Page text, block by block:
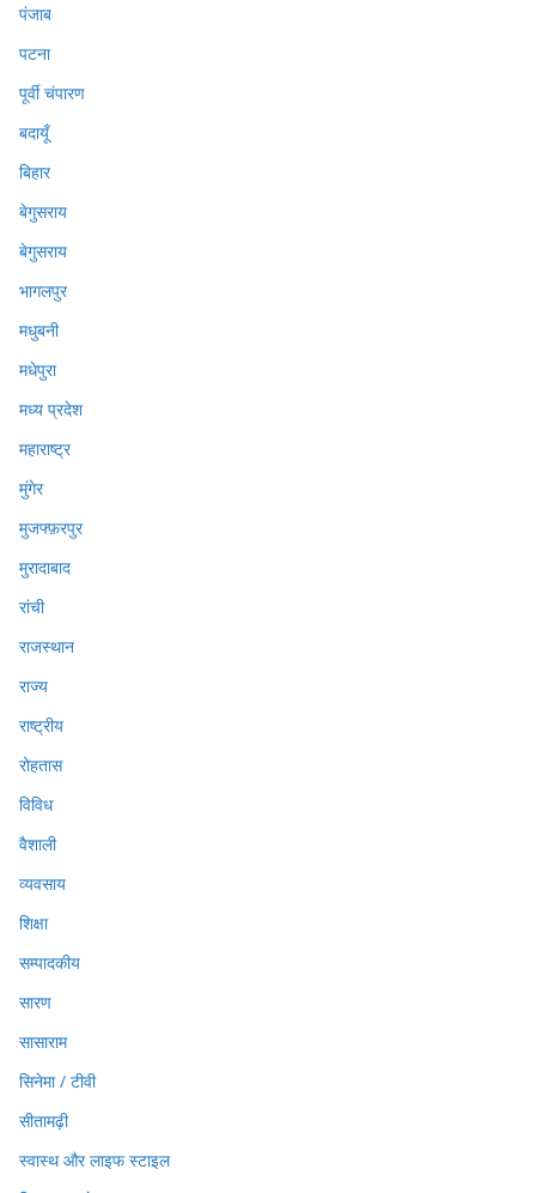
पंजाब
पटना
पूर्वी चंपारण
बदायूँ
बिहार
बेगुसराय
बेगुसराय
भागलपुर
मधुबनी
मधेपुरा
मध्य प्रदेश
महाराष्ट्र
मुंगेर
मुजफ्फ़रपुर
मुरादाबाद
रांची
राजस्थान
राज्य
राष्ट्रीय
रोहतास
विविध
वैशाली
व्यवसाय
शिक्षा
सम्पादकीय
सारण
सासाराम
सिनेमा / टीवी
सीतामढ़ी
स्वास्थ और लाइफ स्टाइल